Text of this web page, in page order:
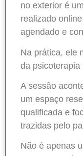
no exterior é
realizado
agendado e
Na prática, ele
da psicoterapia
A sessão
um espaço
qualificada e
trazidas pelo
Não é apenas